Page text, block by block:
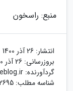
منبع: راسخون
انتشار: 26 آذر 1400
بروزرسانی: 26 آذر 1400
گردآورنده:
شناسه مطلب: 2695